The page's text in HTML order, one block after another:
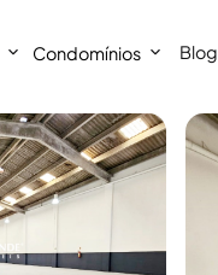
Condomínios Blog